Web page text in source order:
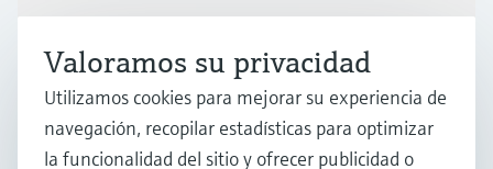
Soporte
Compañía
Valoramos su privacidad
Utilizamos cookies para mejorar su experiencia de
navegación, recopilar estadísticas para optimizar
la funcionalidad del sitio y ofrecer publicidad o